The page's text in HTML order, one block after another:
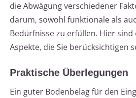
die Abwägung verschiedener
darum, sowohl funktionale als
Bedürfnisse zu erfüllen. Hier sind
Aspekte, die Sie berücksichtigen
Praktische Überlegungen
Ein guter Bodenbelag für den